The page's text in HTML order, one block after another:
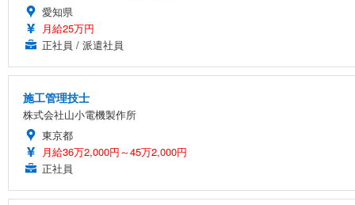
愛知県
月給25万円
正社員 / 派遣社員
施工管理技士
株式会社山小電機製作所
東京都
月給36万2,000円～45万2,000円
正社員